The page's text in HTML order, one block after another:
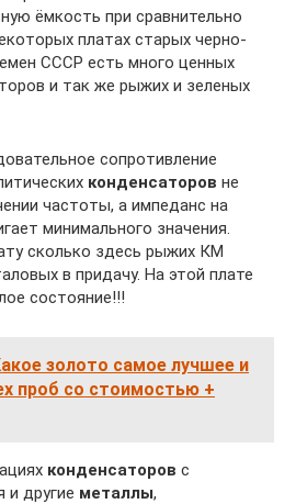
ёмкость при сравнительно
платах старых черно-
СССР есть много ценных
и так же рыжих и зеленых
сопротивление
конденсаторов не
частоты, а импеданс на
минимального значения.
сколько здесь рыжих КМ
в придачу. На этой плате
состояние!!!
золото самое лучшее и
проб со стоимостью +
конденсаторов с
и другие металлы,